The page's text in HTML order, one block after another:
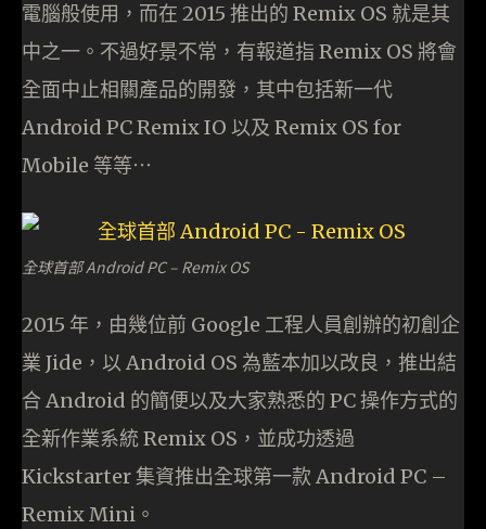
電腦般使用，而在 2015 推出的 Remix OS 就是其
中之一。不過好景不常，有報道指 Remix OS 將會
全面中止相關產品的開發，其中包括新一代
Android PC Remix IO 以及 Remix OS for
Mobile 等等⋯
全球首部 Android PC – Remix OS
2015 年，由幾位前 Google 工程人員創辦的初創企
業 Jide，以 Android OS 為藍本加以改良，推出結
合 Android 的簡便以及大家熟悉的 PC 操作方式的
全新作業系統 Remix OS，並成功透過
Kickstarter 集資推出全球第一款 Android PC –
Remix Mini。